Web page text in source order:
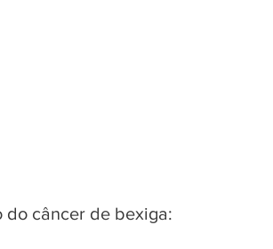
do câncer de bexiga: